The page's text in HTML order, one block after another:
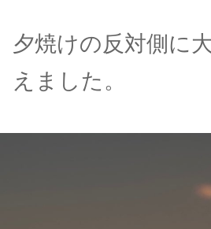
夕焼けの反対側に
えました。